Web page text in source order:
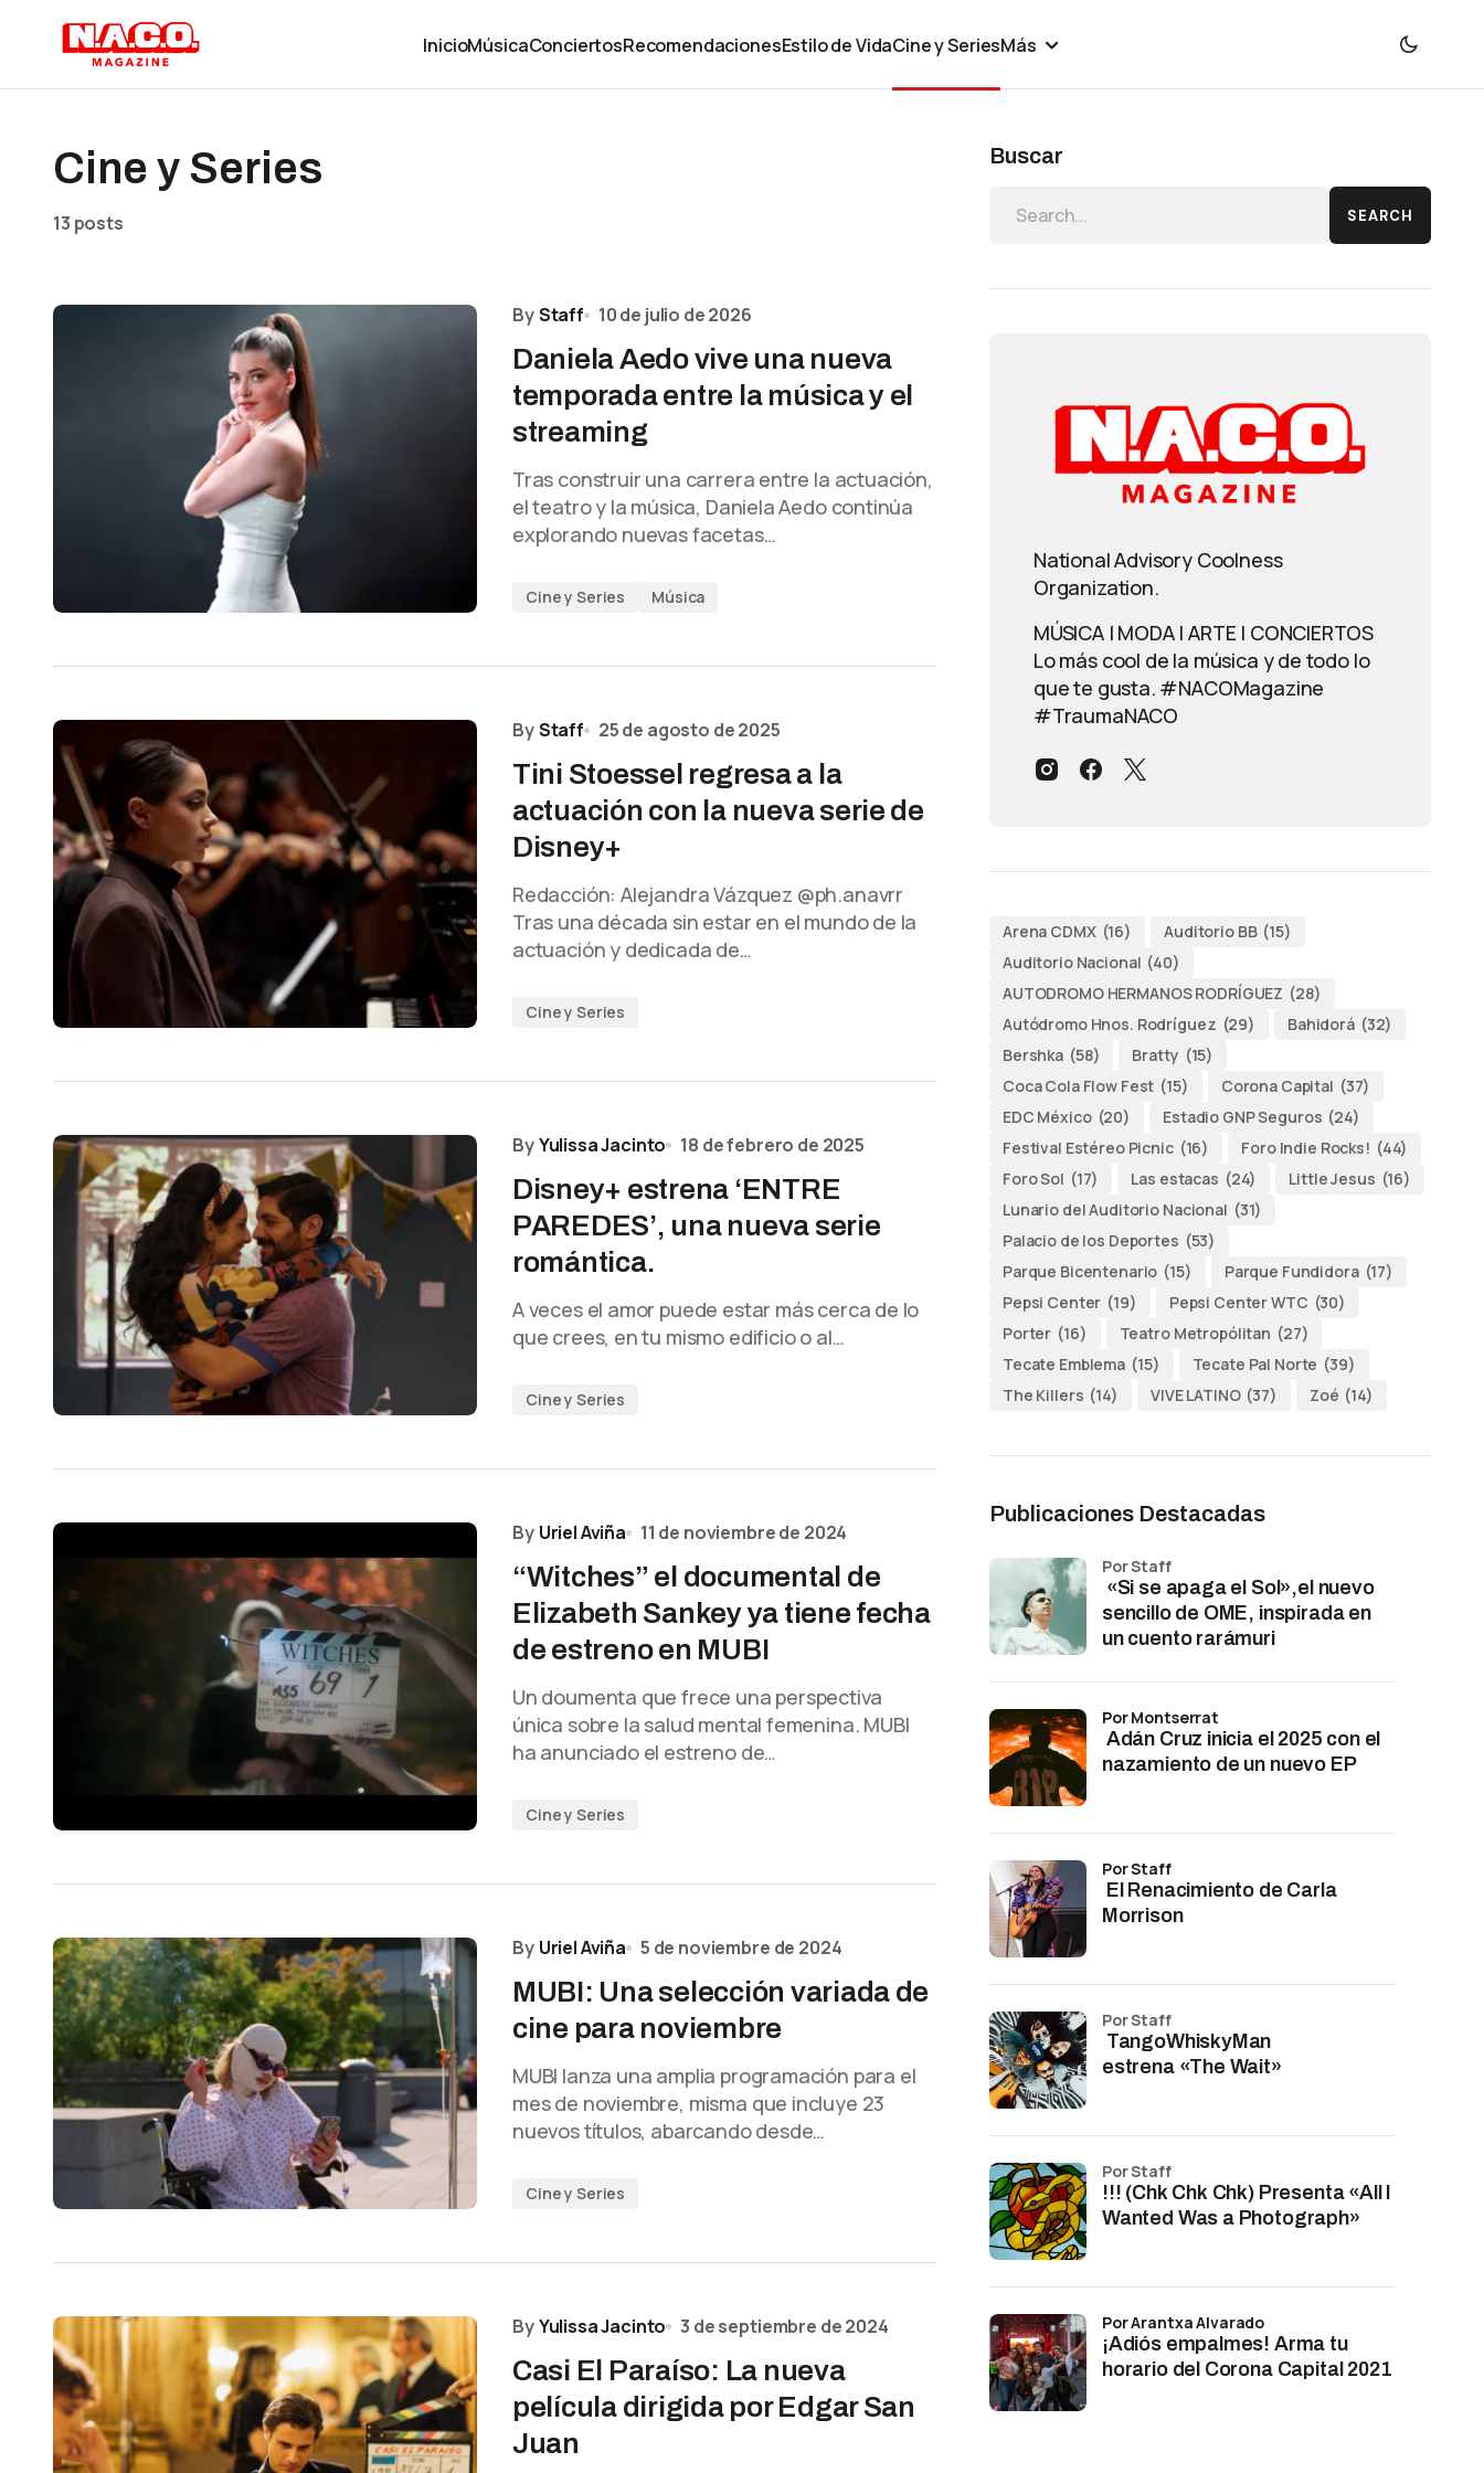
InicioMúsicaConciertosRecomendacionesEstilo de VidaCine y SeriesMás
Cine y Series
13 posts
ByStaff 10 de julio de 2026
Daniela Aedo vive una nueva
temporada entre la música y el
streaming
Tras construir una carrera entre la actuación,
el teatro y la música, Daniela Aedo continúa
explorando nuevas facetas…
Cine y Series Música
ByStaff 25 de agosto de 2025
Tini Stoessel regresa a la
actuación con la nueva serie de
Disney+
Redacción: Alejandra Vázquez @ph.anavrr
Tras una década sin estar en el mundo de la
actuación y dedicada de…
Cine y Series
ByYulissa Jacinto 18 de febrero de 2025
Disney+ estrena ‘ENTRE
PAREDES’, una nueva serie
romántica.
A veces el amor puede estar más cerca de lo
que crees, en tu mismo edificio o al…
Cine y Series
By Uriel Aviña 11 de noviembre de 2024
“Witches” el documental de
Elizabeth Sankey ya tiene fecha
de estreno en MUBI
Un doumenta que frece una perspectiva
única sobre la salud mental femenina. MUBI
ha anunciado el estreno de…
Cine y Series
By Uriel Aviña 5 de noviembre de 2024
MUBI: Una selección variada de
cine para noviembre
MUBI lanza una amplia programación para el
mes de noviembre, misma que incluye 23
nuevos títulos, abarcando desde…
Cine y Series
ByYulissa Jacinto 3 de septiembre de 2024
Casi El Paraíso: La nueva
película dirigida por Edgar San
Juan
Buscar
SEARCH
National Advisory Coolness
Organization.
MÚSICA | MODA | ARTE | CONCIERTOS
Lo más cool de la música y de todo lo
que te gusta. #NACOMagazine
#TraumaNACO
Arena CDMX (16) Auditorio BB (15)
Auditorio Nacional (40)
AUTODROMO HERMANOS RODRÍGUEZ (28)
Autódromo Hnos. Rodríguez (29) Bahidorá (32)
Bershka (58) Bratty (15)
Coca Cola Flow Fest (15) Corona Capital (37)
EDC México (20) Estadio GNP Seguros (24)
Festival Estéreo Picnic (16) Foro Indie Rocks! (44)
Foro Sol (17) Las estacas (24) Little Jesus (16)
Lunario del Auditorio Nacional (31)
Palacio de los Deportes (53)
Parque Bicentenario (15) Parque Fundidora (17)
Pepsi Center (19) Pepsi Center WTC (30)
Porter (16) Teatro Metropólitan (27)
Tecate Emblema (15) Tecate Pal Norte (39)
The Killers (14) VIVE LATINO (37) Zoé (14)
Publicaciones Destacadas
«Si se apaga el Sol»,el nuevo
sencillo de OME, inspirada en
un cuento rarámuri
por Staff
Adán Cruz inicia el 2025 con el
nazamiento de un nuevo EP
por Montserrat
El Renacimiento de Carla
Morrison
por Staff
TangoWhiskyMan
estrena «The Wait»
por Staff
!!! (Chk Chk Chk) Presenta «All I
Wanted Was a Photograph»
por Staff
¡Adiós empalmes! Arma tu
horario del Corona Capital 2021
por Arantxa Alvarado